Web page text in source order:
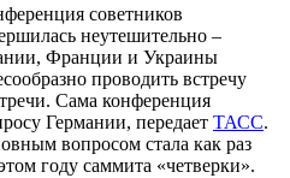
советников
неутешительно –
Франции и Украины
проводить встречу
Сама конференция
Германии, передает ТАСС.
вопросом стала как раз
году саммита «четверки».